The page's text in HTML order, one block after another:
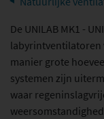
De UNILAB MK1 -
labyrintventilatoren
manier grote
systemen zijn
waar
PROJECTEN
PROJECTEN
Producten
HYDROCOOL